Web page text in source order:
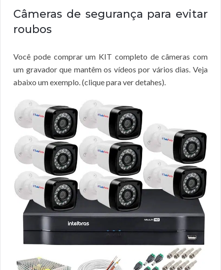
Câmeras de segurança para evitar
roubos
Você pode comprar um KIT completo de câmeras com
um gravador que mantêm os vídeos por vários dias. Veja
abaixo um exemplo. (clique para ver detahes).